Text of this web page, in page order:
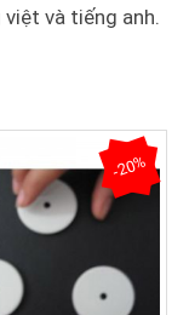
và tiếng anh.
-20%